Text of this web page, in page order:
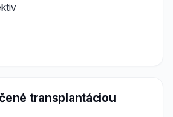
transplantáciou